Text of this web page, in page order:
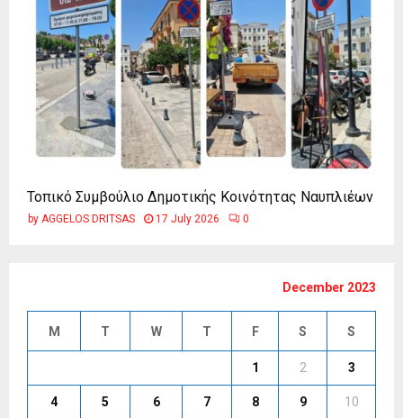
Τοπικό Συμβούλιο Δημοτικής Κοινότητας Ναυπλιέων
by AGGELOS DRITSAS 17 July 2026 0
December 2023
M T W T F S S
1 2 3
4 5 6 7 8 9 10